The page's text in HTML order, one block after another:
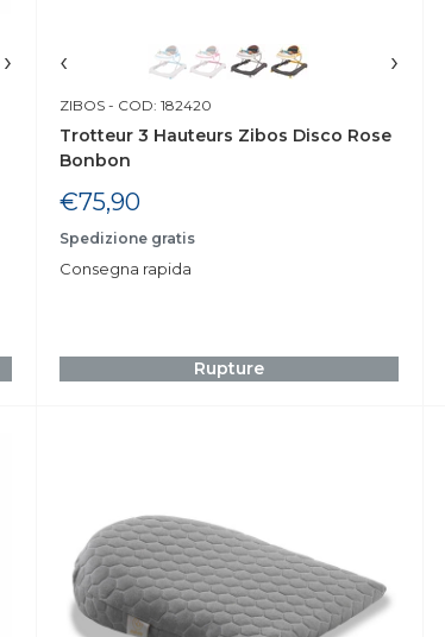
› ‹ ›
ZIBOS- COD: 182420
Trotteur 3 Hauteurs Zibos Disco Rose
Bonbon
Prix
€75,90
Spedizione gratis
Consegna rapida
Rupture